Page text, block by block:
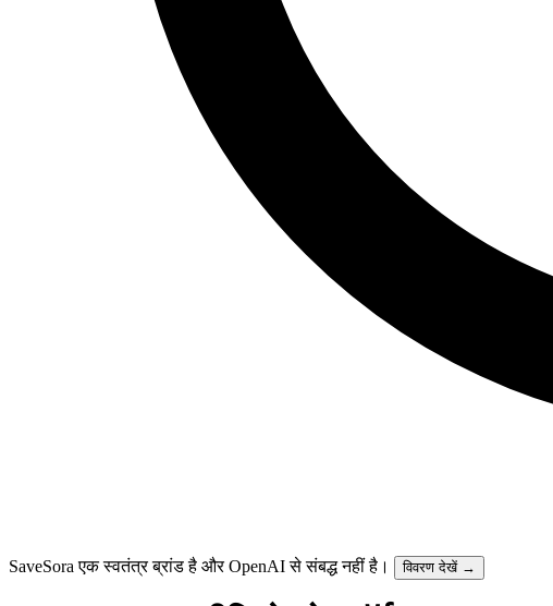
SaveSora एक स्वतंत्र ब्रांड है और OpenAI से संबद्ध नहीं है। विवरण देखें →